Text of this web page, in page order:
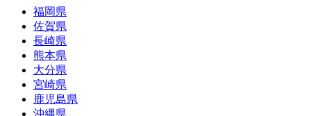
福岡県
佐賀県
長崎県
熊本県
大分県
宮崎県
鹿児島県
沖縄県